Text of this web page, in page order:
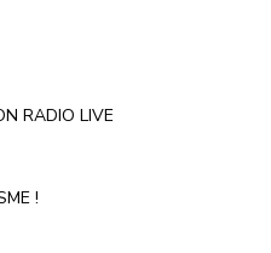
RADIO LIVE
!